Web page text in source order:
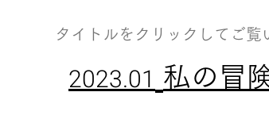
タイトル​をクリックしてご覧
​2023.01 私の冒